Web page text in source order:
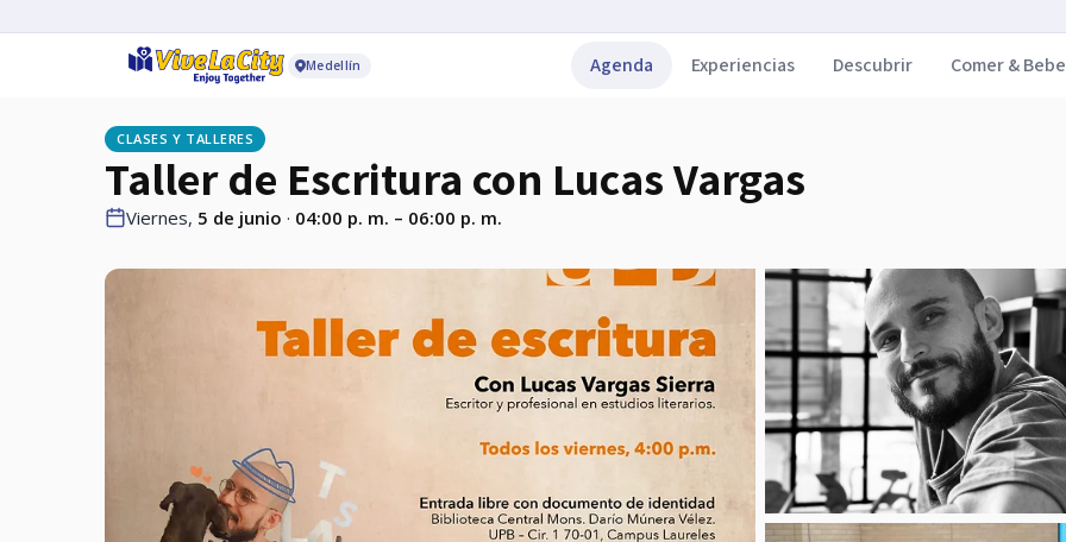
Medellín Agenda Experiencias Descubrir Comer &
CLASES Y TALLERES
Taller de Escritura con Lucas Vargas
Viernes, 5 de junio · 04:00 p. m. – 06:00 p. m.